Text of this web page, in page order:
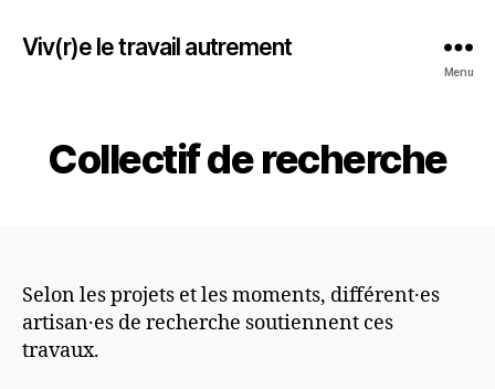
Viv(r)e le travail autrement
Menu
Collectif de recherche
Selon les projets et les moments, différent·es
artisan·es de recherche soutiennent ces
travaux.